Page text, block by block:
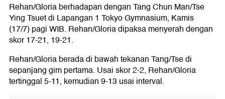
Rehan/Gloria berhadapan dengan Tang Chun Man/Tse
Ying Tsuet di Lapangan 1 Tokyo Gymnasium, Kamis
(17/7) pagi WIB. Rehan/Gloria dipaksa menyerah dengan
skor 17-21, 19-21.
Rehan/Gloria berada di bawah tekanan Tang/Tse di
sepanjang gim pertama. Usai skor 2-2, Rehan/Gloria
tertinggal 5-11, kemudian 9-13 usai interval.